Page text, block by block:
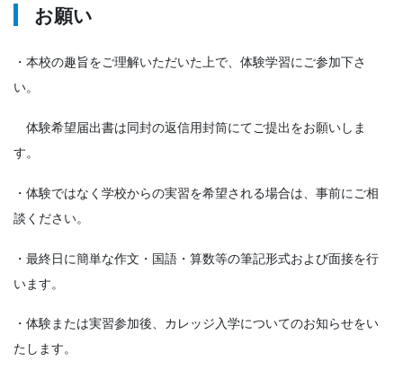
お願い
・本校の趣旨をご理解いただいた上で、体験学習にご参加下さ
い。
体験希望届出書は同封の返信用封筒にてご提出をお願いしま
す。
・体験ではなく学校からの実習を希望される場合は、事前にご相
談ください。
・最終日に簡単な作文・国語・算数等の筆記形式および面接を行
います。
・体験または実習参加後、カレッジ入学についてのお知らせをい
たします。